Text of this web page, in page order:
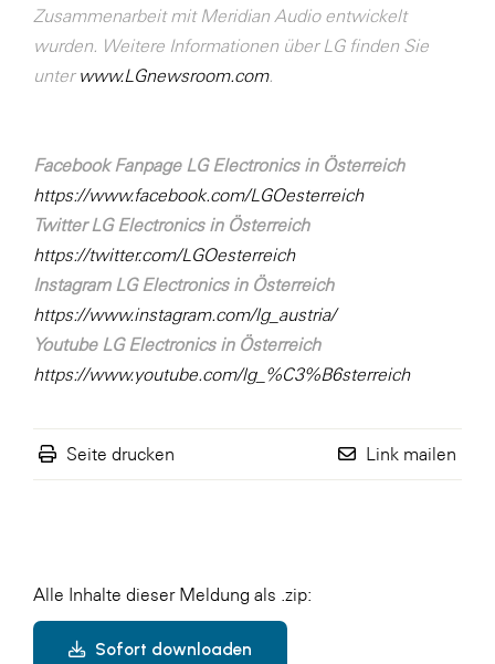
Zusammenarbeit mit Meridian Audio entwickelt
wurden. Weitere Informationen über LG finden Sie
unter www.LGnewsroom.com.
Facebook Fanpage LG Electronics in Österreich
https://www.facebook.com/LGOesterreich
Twitter LG Electronics in Österreich
https://twitter.com/LGOesterreich
Instagram LG Electronics in Österreich
https://www.instagram.com/lg_austria/
Youtube LG Electronics in Österreich
https://www.youtube.com/lg_%C3%B6sterreich
Seite drucken Link mailen
Alle Inhalte dieser Meldung als .zip:
Sofort downloaden